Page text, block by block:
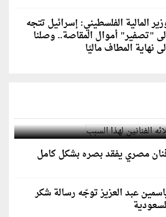
المالية الفلسطيني: إسرائيل تتجه
"تصفير" أموال المقاصة.. وصلنا
نهاية المطاف ماليًا
الفنانين لهذا السبب
مصري يفقد بصره بشكل كامل
عبد العزيز توجّه رسالة شكر